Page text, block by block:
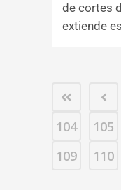
de cortes
extiende
104
105
109
110